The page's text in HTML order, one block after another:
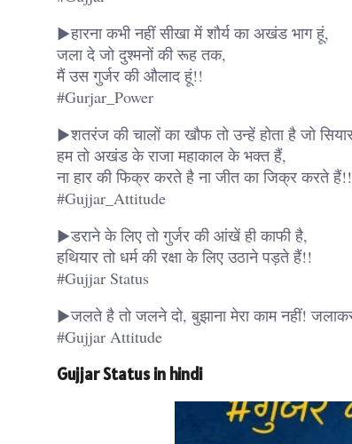
▶हारना कभी नहीं सीखा में शौर्य का अखंड भाग हूं,
जला दे जो दुश्मनों की रूह तक,
मैं उस गुर्जर की औलाद हूं!!
#Gurjar_Power
▶शतरंज की चालों का खौफ तो उन्हें होता है जो
हम तो अखंड के राजा महाकाल के भक्त हैं,
ना हार की फिक्र करते है ना जीत का जिक्र करते हैं!!
#Gujjar_Attitude
▶डराने के लिए तो गुर्जर की आंखें ही काफी है,
हथियार तो धर्म की रक्षा के लिए उठाने पड़ते हैं!!
#Gujjar Status
▶जलते है तो जलने दो, बुझाना मेरा काम नहीं!
#Gujjar Attitude
Gujjar Status in hindi